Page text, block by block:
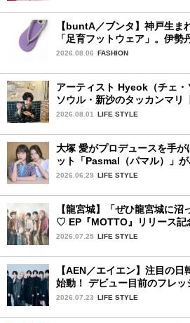
【buntA／ブンタ】神戸生ま
「足育フットウェア」。伊
中！
2026.08.06 FASHION
アーティスト Hyeok（チェ
ソウル・新沙のタッカンマリ
2026.08.01 LIFE STYLE
大塚 愛がプロデュースを手
ット「Pasmal（パマル）」
コのキュンキュンする感情を
2026.06.29 LIFE STYLE
【龍宮城】「ぜひ龍宮城に
♡ EP『MOTTO』リリース記
2026.07.25 LIFE STYLE
【AEN／エイエン】注目の
始動！ デビュー目前のフレ
ュー。7人の魅力に迫ります♪
2026.07.23 LIFE STYLE